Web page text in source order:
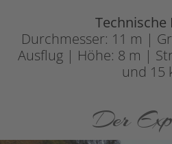
Technische
Durchmesser: 11 m |
Ausflug | Höhe: 8 m |
und 15
Der